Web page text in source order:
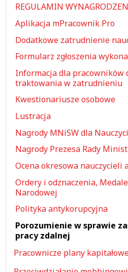
REGULAMIN
Aplikacja mPracownik Pro
Dodatkowe zatrudnienie
Formularz zgłoszenia
Informacja dla pracowników
traktowania w zatrudnieniu
Kwestionariusze osobowe
Lustracja
Nagrody MNiSW dla
Nagrody Prezesa Rady
Ocena okresowa nauczycieli
Ordery i odznaczenia,
Narodowej
Polityka antykorupcyjna
Porozumienie w sprawie
pracy zdalnej
Pracownicze plany